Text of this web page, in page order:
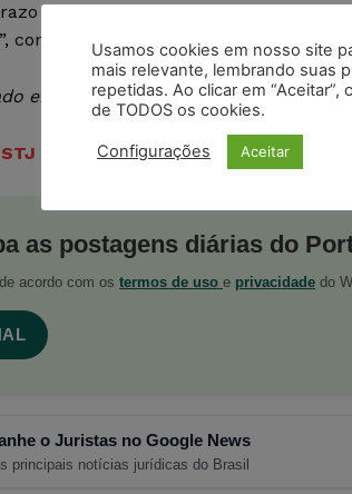
decadencial reduzido acarreta,
concluiu o ministro ao acolher o
em razão de segredo judicial.
as postagens diárias do
acordo com os termos de uso e privacidade do
o Juristas no Google News
principais notícias jurídicas do Brasil
Usamos cookies em nosso site
mais relevante, lembrando suas
repetidas. Ao clicar em “Aceitar”,
de TODOS os cookies.
Configurações Aceitar